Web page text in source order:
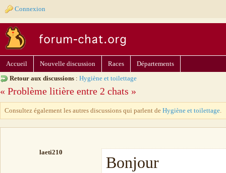
Connexion
Accueil Nouvelle discussion Races
Départements
Retour aux discussions : Hygiène et toilettage
« Problème litière entre 2 chats »
Consultez également les autres discussions qui parlent de Hygiène et toilettage.
laeti210
Bonjour